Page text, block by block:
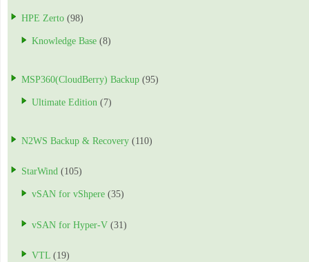
HPE Zerto (98)
Knowledge Base (8)
MSP360(CloudBerry) Backup (95)
Ultimate Edition (7)
N2WS Backup & Recovery (110)
StarWind (105)
vSAN for vShpere (35)
vSAN for Hyper-V (31)
VTL (19)